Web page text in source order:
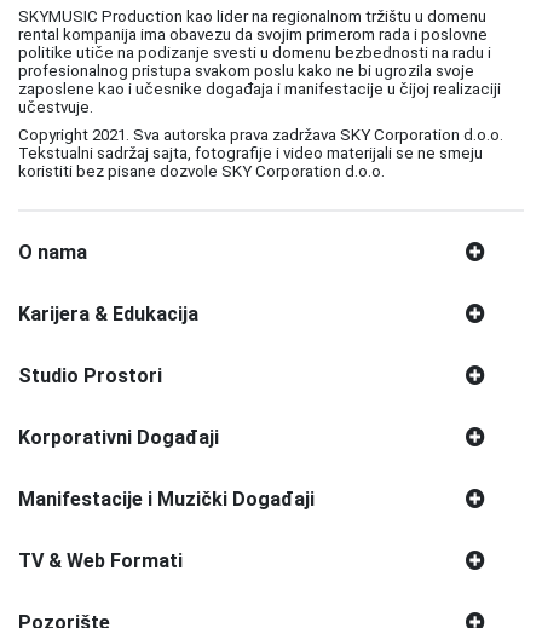
SKYMUSIC Production kao lider na regionalnom tržištu u domenu
rental kompanija ima obavezu da svojim primerom rada i poslovne
politike utiče na podizanje svesti u domenu bezbednosti na radu i
profesionalnog pristupa svakom poslu kako ne bi ugrozila svoje
zaposlene kao i učesnike događaja i manifestacije u čijoj realizaciji
učestvuje.
Copyright 2021. Sva autorska prava zadržava SKY Corporation d.o.o.
Tekstualni sadržaj sajta, fotografije i video materijali se ne smeju
koristiti bez pisane dozvole SKY Corporation d.o.o.
O nama
Karijera & Edukacija
Studio Prostori
Korporativni Događaji
Manifestacije i Muzički Događaji
TV & Web Formati
Pozorište